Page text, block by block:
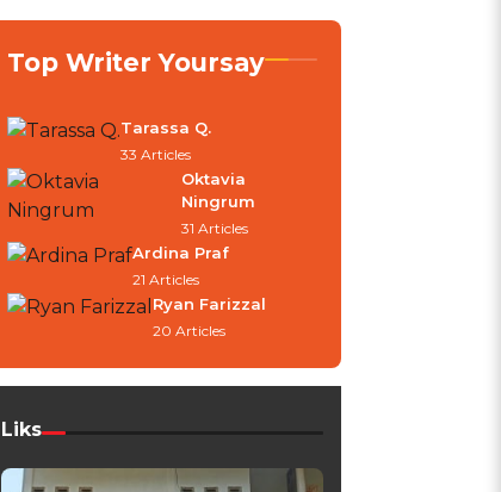
Top Writer Yoursay
Tarassa Q.
33 Articles
Oktavia
Ningrum
31 Articles
Ardina Praf
21 Articles
Ryan Farizzal
20 Articles
Liks